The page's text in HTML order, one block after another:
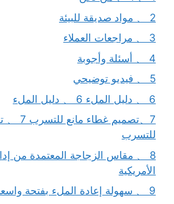
2 、 مواد صديقة للبيئة
3 、 مراجعات العملاء
4 、 أسئلة وأجوبة
5 、 فيديو توضيحي
6 、 دليل الملء 6 、 دليل الملء
7、
للتسرب
8 、 مقاس الزجاجة المعتمدة من
الأمريكية
9 、 سهولة إعادة الملء بفتحة واسعة